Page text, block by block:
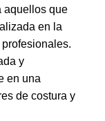
aquellos que
en la
y
en una
de costura y